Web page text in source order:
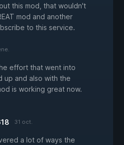
this mod, that wouldn't
mod and another
to this service.
effort that went into
up and also with the
is working great now.
31 oct.
a lot of ways the